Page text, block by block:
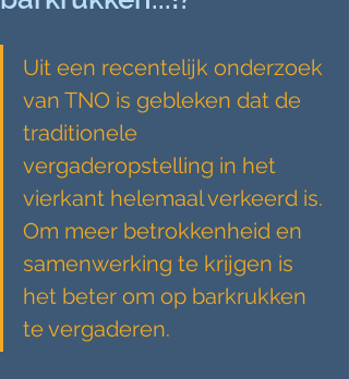
Uit een recentelijk onderzoek
van TNO is gebleken dat de
traditionele
vergaderopstelling in het
vierkant helemaal verkeerd is.
Om meer betrokkenheid en
samenwerking te krijgen is
het beter om op barkrukken
te vergaderen.